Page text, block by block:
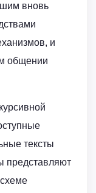
вновь
и
общении
тексты
представляют